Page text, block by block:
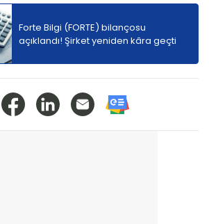
Forte Bilgi (FORTE) bilançosu
açıklandı! Şirket yeniden kâra geçti